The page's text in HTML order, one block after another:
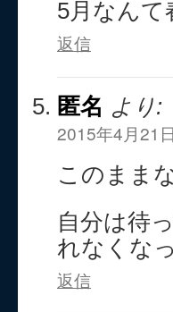
5月なんて
返信
匿名 より:
2015年4月21
このまま
自分は待
れなくな
返信